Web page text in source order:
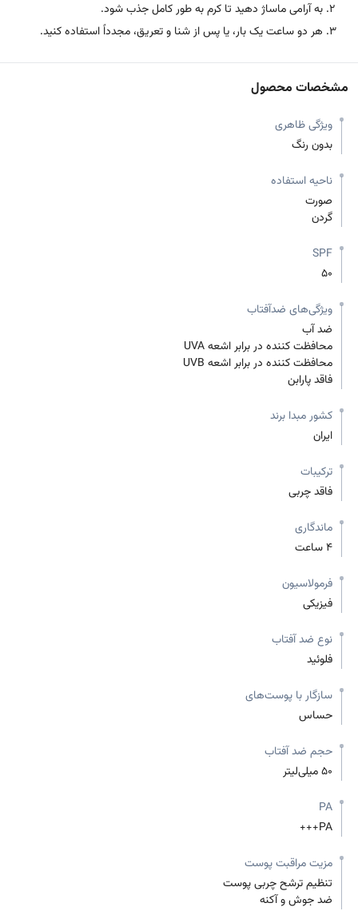
به آرامی ماساژ دهید تا کرم به طور کامل جذب شود.
هر دو ساعت یک بار، یا پس از شنا و تعریق، مجدداً استفاده کنید.
مشخصات محصول
ویژگی ظاهری
بدون رنگ
ناحیه استفاده
صورت
گردن
SPF
50
ویژگی‌های ضدآفتاب
ضد آب
محافظت کننده در برابر اشعه UVA
محافظت کننده در برابر اشعه UVB
فاقد پارابن
کشور مبدا برند
ایران
ترکیبات
فاقد چربی
ماندگاری
4 ساعت
فرمولاسیون
فیزیکی
نوع ضد آفتاب
فلوئید
سازگار با پوست‌های
حساس
حجم ضد آفتاب
50 میلی‌لیتر
PA
PA+++
مزیت مراقبت پوست
تنظیم ترشح چربی پوست
ضد جوش و آکنه